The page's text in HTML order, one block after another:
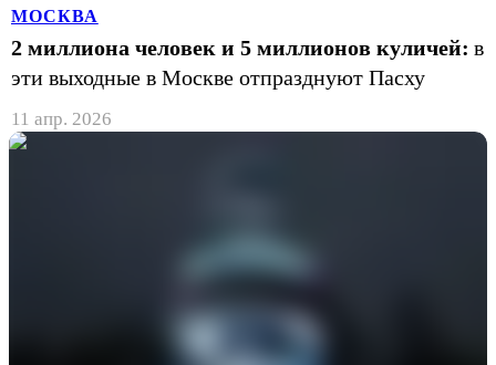
МОСКВА
2 миллиона человек и 5 миллионов куличей: в
эти выходные в Москве отпразднуют Пасху
11 апр. 2026